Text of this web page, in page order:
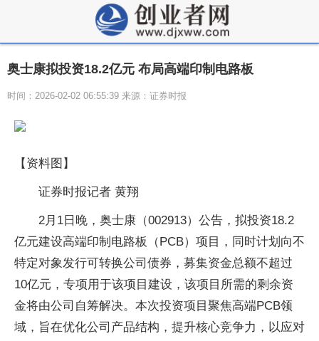
奥士康拟投资18.2亿元 布局高端印制电路板
时间：2026-02-02 06:55:39 来源：证券时报
【资料图】
证券时报记者 黄翔
2月1日晚，奥士康（002913）公告，拟投资18.2
亿元建设高端印制电路板（PCB）项目，同时计划向不
特定对象发行可转换公司债券，募集资金总额不超过
10亿元，专项用于该项目建设，该项目所需的剩余资
金将由公司自筹解决。本次投资项目聚焦高端PCB领
域，旨在优化公司产品结构，提升核心竞争力，以应对